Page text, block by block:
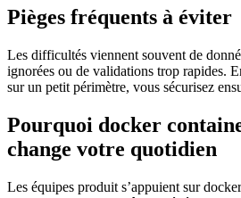
Pièges fréquents à éviter
Les difficultés viennent souvent de
ignorées ou de validations trop rapides.
sur un petit périmètre, vous sécurisez
Pourquoi docker
change votre quotidien
Les équipes produit s’appuient sur